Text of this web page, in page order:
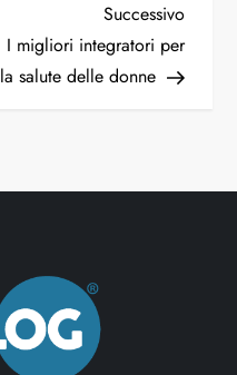
Successivo
I migliori integratori per
la salute delle donne